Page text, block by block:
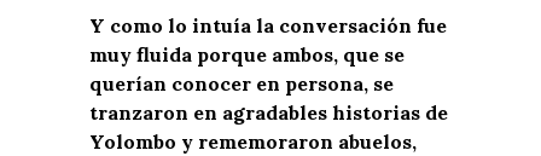
Y como lo intuía la conversación fue
muy fluida porque ambos, que se
querían conocer en persona, se
tranzaron en agradables historias de
Yolombo y rememoraron abuelos,